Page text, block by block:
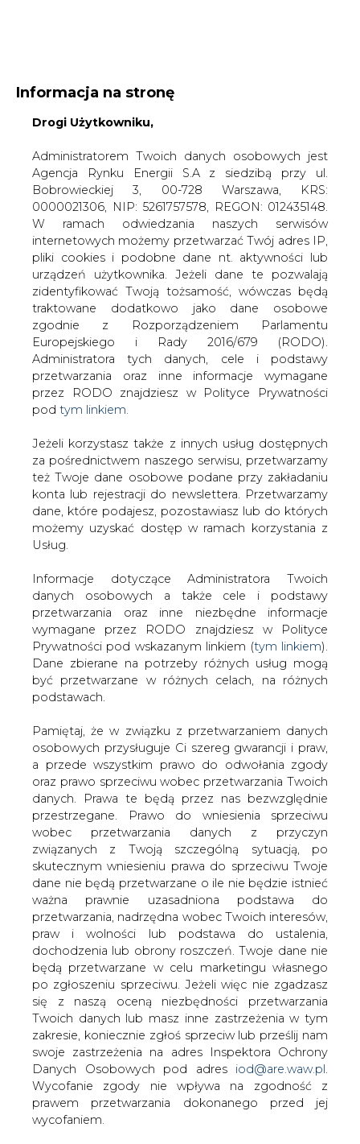
WŁĄCZ CIRE.TV
Administratorem Twoich danych osobowych jest
Bobrowieckiej 3, 00-728 Warszawa, KRS:
W ramach odwiedzania naszych serwisów
internetowych możemy przetwarzać Twój adres IP,
pliki cookies i podobne dane nt. aktywności lub
urządzeń użytkownika. Jeżeli dane te pozwalają
zidentyfikować Twoją tożsamość, wówczas będą
traktowane dodatkowo jako dane osobowe
zgodnie z Rozporządzeniem Parlamentu
Europejskiego i Rady 2016/679 (RODO).
Administratora tych danych, cele i podstawy
przetwarzania oraz inne informacje wymagane
przez RODO znajdziesz w Polityce Prywatności
podtym linkiem.
Jeżeli korzystasz także z innych usług dostępnych
za pośrednictwem naszego serwisu, przetwarzamy
też Twoje dane osobowe podane przy zakładaniu
dane, które podajesz, pozostawiasz lub do których
możemy uzyskać dostęp w ramach korzystania z
Usług.
Informacje dotyczące Administratora Twoich
danych osobowych a także cele i podstawy
przetwarzania oraz inne niezbędne informacje
Prywatności pod wskazanym linkiem (tym linkiem).
Dane zbierane na potrzeby różnych usług mogą
być przetwarzane w różnych celach, na różnych
podstawach.
Pamiętaj, że w związku z przetwarzaniem danych
osobowych przysługuje Ci szereg gwarancji i praw,
a przede wszystkim prawo do odwołania zgody
danych. Prawa te będą przez nas bezwzględnie
przestrzegane. Prawo do wniesienia sprzeciwu
wobec przetwarzania danych z przyczyn
związanych z Twoją szczególną sytuacją, po
skutecznym wniesieniu prawa do sprzeciwu Twoje
dane nie będą przetwarzane o ile nie będzie istnieć
ważna prawnie uzasadniona podstawa do
przetwarzania, nadrzędna wobec Twoich interesów,
praw i wolności lub podstawa do ustalenia,
dochodzenia lub obrony roszczeń. Twoje dane nie
będą przetwarzane w celu marketingu własnego
po zgłoszeniu sprzeciwu. Jeżeli więc nie zgadzasz
się z naszą oceną niezbędności przetwarzania
Twoich danych lub masz inne zastrzeżenia w tym
zakresie, koniecznie zgłoś sprzeciw lub prześlij nam
swoje zastrzeżenia na adres Inspektora Ochrony
Danych Osobowych pod adresiod@are.waw.pl.
Wycofanie zgody nie wpływa na zgodność z
prawem przetwarzania dokonanego przed jej
wycofaniem.
W dowolnym czasie możesz określić warunki
przechowywania i dostępu do plików cookies w
ustawieniach przeglądarki internetowej.
Strona główna / ATOM
NCBJ: Nie dajmy się straszyć.
Pożar wokół Czarnobyla nie zagraża Polsce
2015-04-29 00:00
drukuj
skomentuj
udostępnij:
NCBJ: Nie dajmy się straszyć. Pożar
wokół Czarnobyla nie zagraża
Wobec pojawiających się ostatnio
informacji o pożarze lasów wokół
Czarnobyla, BiznesAlert.pl przedstawia
stanowisko w tej sprawie dr inż.
Andrzeja Strupczewskiego, prof. nadzw.
NCBJ.
Aktywność cezu w lasach wokoło Czarnobyla odpowiada
rozpadowi 2 miliardowych części grama na sekundę, tak
mało, że nikt nie powinien czuć się przerażony. Szef
Państwowej Służby ds. Sytuacji Nadzwyczajnych Zorian
Szkiriak oświadczył, że przyczyną pożaru mogło być
podpalenie, a strażacy pracują intensywnie by pożar
zlokalizować i ugasić ale nie jest to dowodem, że pożar
może wywołać groźne skutki radiologiczne.
W trzech dotychczasowych pożarach do atmosfery
trafiło od 2 do 8% cezu 137, co spowodowało w Kijowie